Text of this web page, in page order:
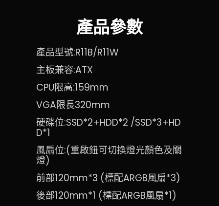
產品參數
產品型號:R11B/R11W
主板兼容:ATX
CPU限高:159mm
VGA限長320mm
硬碟位:SSD*2+HDD*2 /SSD*3+HD
D*1
風扇位:(重啟鈕可切換燈光顏色及關
燈)
前部120mm*3 (標配ARGB風扇*3)
後部120mm*1 (標配ARGB風扇*1)